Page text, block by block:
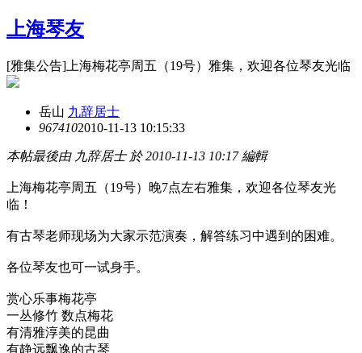
上海琴友
[雅集公告]上海梅花亭周五（19号）雅集，欢迎各位琴友光临
岳山 九辞居士
9674102010-11-13 10:15:33
本帖最後由 九辞居士 於 2010-11-13 10:17 編輯
上海梅花亭周五（19号）晚7点左右雅集，欢迎各位琴友光
临！
有古琴老师现场为大家示范演奏，解答练习中遇到的困难。
各位琴友也可一试身手。
赏心乐事梅花亭
一丛修竹 数点梅花
有清雅淳美的昆曲
有静远飘逸的古琴